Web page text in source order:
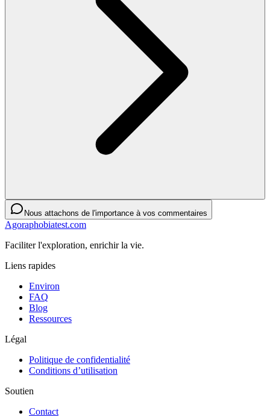
Nous attachons de l'importance à vos commentaires
Agoraphobiatest.com
Faciliter l'exploration, enrichir la vie.
Liens rapides
Environ
FAQ
Blog
Ressources
Légal
Politique de confidentialité
Conditions d’utilisation
Soutien
Contact